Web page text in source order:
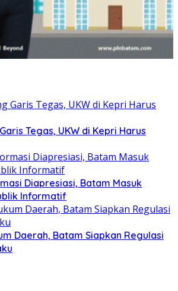
Tegas, UKW di Kepri Harus
Diapresiasi, Batam Masuk
Informatif
Daerah, Batam Siapkan Regulasi